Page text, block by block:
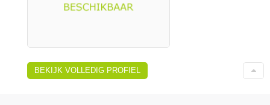
BEKIJK VOLLEDIG PROFIEL